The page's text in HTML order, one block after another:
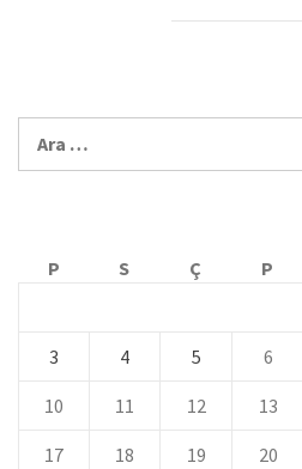
P
S Ç P
3 4 5 6
10 11 12 13
17 18 19 20